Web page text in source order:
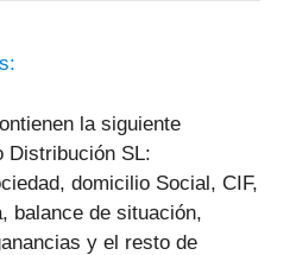
la siguiente
Distribución SL:
domicilio Social, CIF,
balance de situación,
y el resto de